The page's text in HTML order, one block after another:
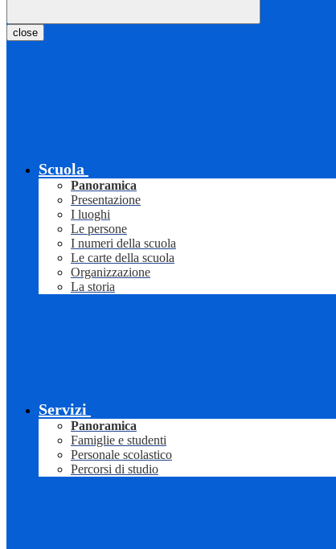
close
Scuola
Panoramica
Presentazione
I luoghi
Le persone
I numeri della scuola
Le carte della scuola
Organizzazione
La storia
Servizi
Panoramica
Famiglie e studenti
Personale scolastico
Percorsi di studio